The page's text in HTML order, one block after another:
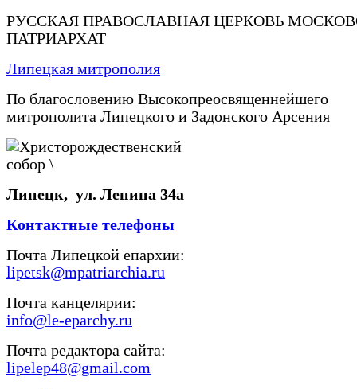
РУССКАЯ ПРАВОСЛАВНАЯ ЦЕРКОВЬ
ПАТРИАРХАТ
Липецкая митрополия
По благословению Высокопреосвященнейшего
митрополита Липецкого и Задонского Арсения
Липецк, ул. Ленина 34а
Контактные телефоны
Почта Липецкой епархии:
lipetsk@mpatriarchia.ru
Почта канцелярии:
info@le-eparchy.ru
Почта редактора сайта:
lipelep48@gmail.com